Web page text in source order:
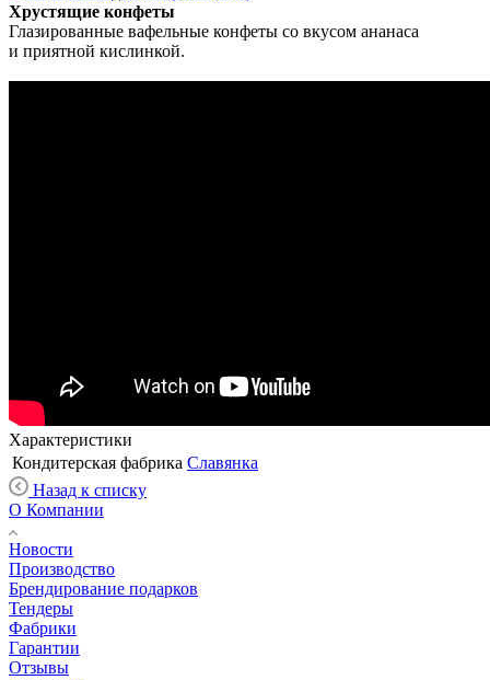
Хрустящие конфеты
Глазированные вафельные конфеты со вкусом ананаса
и приятной кислинкой.
Характеристики
Кондитерская фабрика Славянка
Назад к списку
О Компании
Новости
Производство
Брендирование подарков
Тендеры
Фабрики
Гарантии
Отзывы